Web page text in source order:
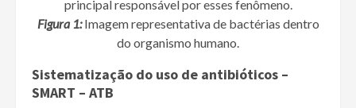
Figura 1:Imagem representativa de bactérias dentro
do organismo humano.
Sistematização do uso de antibióticos –
SMART – ATB